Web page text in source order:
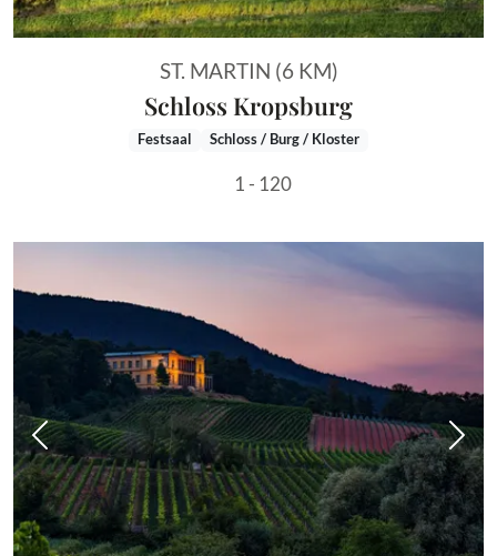
ST. MARTIN (6 KM)
Schloss Kropsburg
Festsaal Schloss / Burg / Kloster
1 - 120
Vorheriges Bild